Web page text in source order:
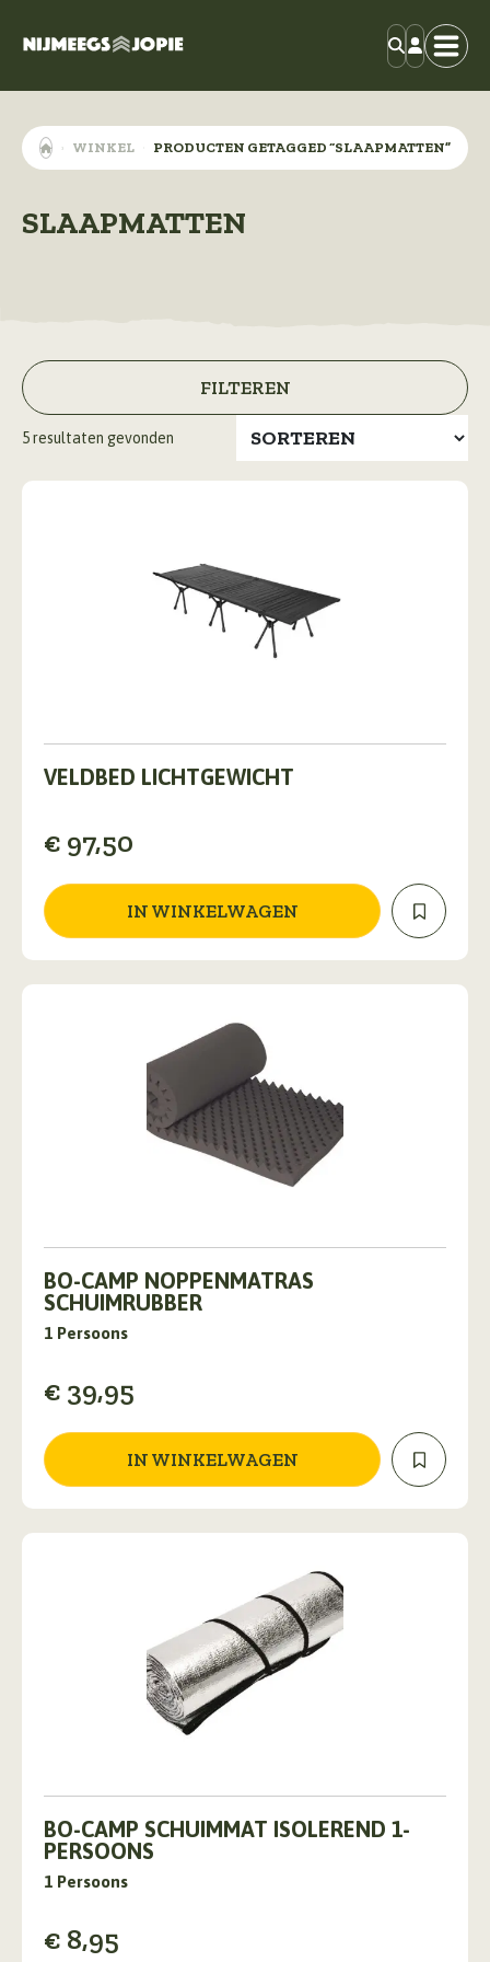
WINKEL PRODUCTEN GETAGGED “SLAAPMATTEN”
SLAAPMATTEN
FILTEREN
5resultaten gevonden
VELDBED LICHTGEWICHT
€ 97,50
IN WINKELWAGEN
BO-CAMP NOPPENMATRAS
SCHUIMRUBBER
1 Persoons
€ 39,95
IN WINKELWAGEN
BO-CAMP SCHUIMMAT ISOLEREND 1-
PERSOONS
1 Persoons
€ 8,95